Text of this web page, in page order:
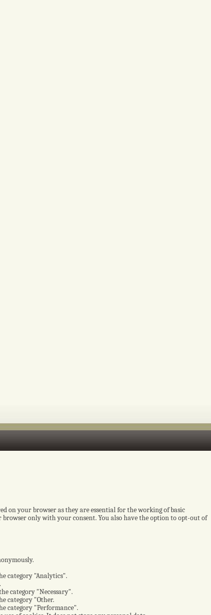
on your browser as they are essential for the working of basic
only with your consent. You also have the option to opt-out of
category "Analytics".
category "Necessary".
category "Other.
category "Performance".